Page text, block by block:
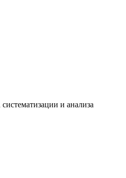
и анализа